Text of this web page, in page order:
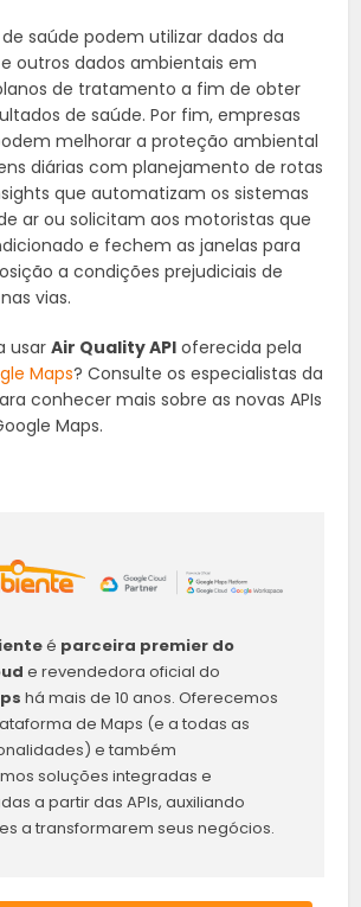
saúde podem utilizar dados da
outros dados ambientais em
de tratamento a fim de obter
de saúde. Por fim, empresas
melhorar a proteção ambiental
diárias com planejamento de rotas
que automatizam os sistemas
ar ou solicitam aos motoristas que
e fechem as janelas para
a condições prejudiciais de
vias.
usarAir Quality API oferecida pela
Maps? Consulte os especialistas da
conhecer mais sobre as novas APIs
Maps.
é parceira premier do
e revendedora oficial do
há mais de 10 anos. Oferecemos
de Maps (e a todas as
e também
soluções integradas e
a partir das APIs, auxiliando
a transformarem seus negócios.